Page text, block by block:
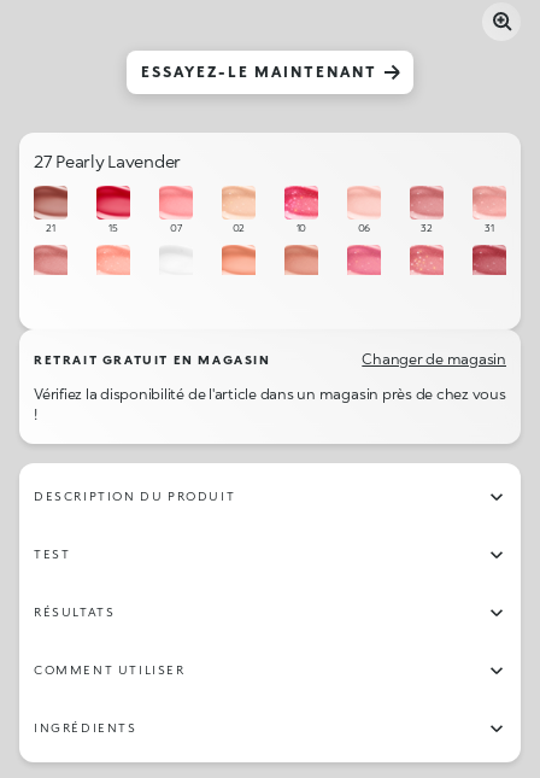
ESSAYEZ-LE MAINTENANT
27 Pearly Lavender
21 15 07 02 10 06 32 31
RETRAIT GRATUIT EN MAGASIN
Changer de magasin
Vérifiez la disponibilité de l'article dans un magasin près de chez vous
!
DESCRIPTION DU PRODUIT
TEST
RÉSULTATS
COMMENT UTILISER
INGRÉDIENTS